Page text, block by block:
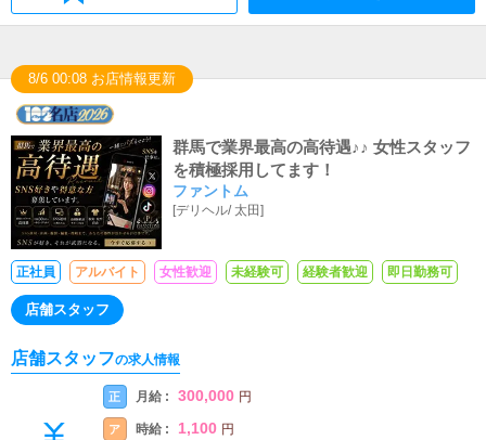
8/6 00:08 お店情報更新
群馬で業界最高の高待遇♪♪ 女性スタッフ
を積極採用してます！
ファントム
[デリヘル/ 太田]
正社員 アルバイト 女性歓迎 未経験可 経験者歓迎 即日勤務可
店舗スタッフ
店舗スタッフの求人情報
正 月給 : 300,000 円
ア 時給 : 1,100 円